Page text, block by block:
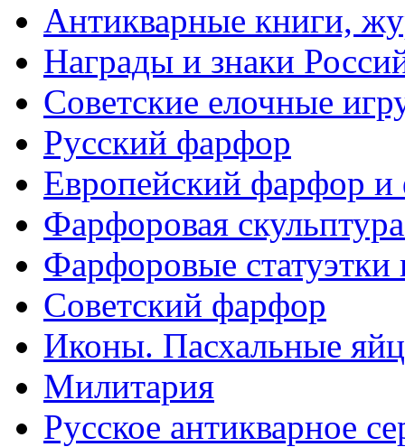
Антикварные книги,
Награды и знаки
Советские елочные
Русский фарфор
Европейский фарфор и
Фарфоровая
Фарфоровые
Советский фарфор
Иконы. Пасхальные
Милитария
Русское антикварное